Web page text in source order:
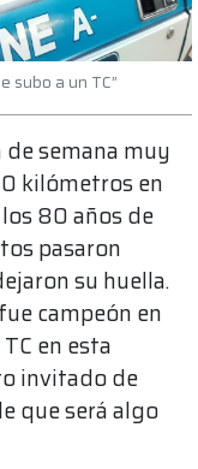
subo a un TC”
semana muy
kilómetros en
80 años de
pasaron
su huella.
campeón en
en esta
invitado de
que será algo